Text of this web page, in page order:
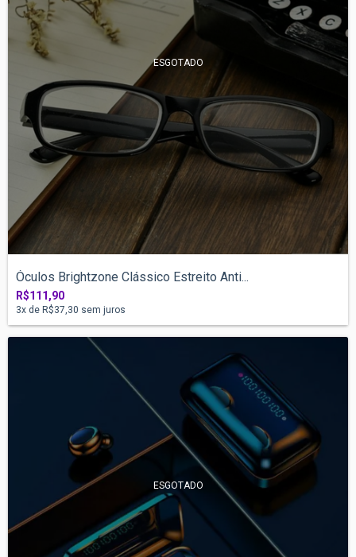
ESGOTADO
Óculos Brightzone Clássico Estreito Anti...
R$111,90
3x de R$37,30 sem juros
ESGOTADO